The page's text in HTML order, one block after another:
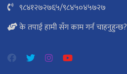
९८४१२७२७६५/९८४५०४५७२७
के तपाई हामी सँग काम गर्न चाहनुहुन्छ?